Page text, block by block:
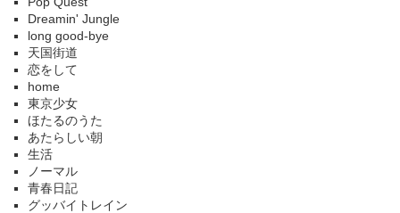
Dreamin' Jungle
long good-bye
天国街道
恋をして
home
東京少女
ほたるのうた
あたらしい朝
生活
ノーマル
青春日記
グッバイトレイン